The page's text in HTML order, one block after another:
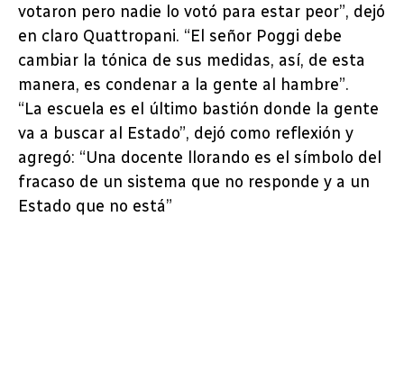
votaron pero nadie lo votó para estar peor”, dejó
en claro Quattropani. “El señor Poggi debe
cambiar la tónica de sus medidas, así, de esta
manera, es condenar a la gente al hambre”.
“La escuela es el último bastión donde la gente
va a buscar al Estado”, dejó como reflexión y
agregó: “Una docente llorando es el símbolo del
fracaso de un sistema que no responde y a un
Estado que no está”